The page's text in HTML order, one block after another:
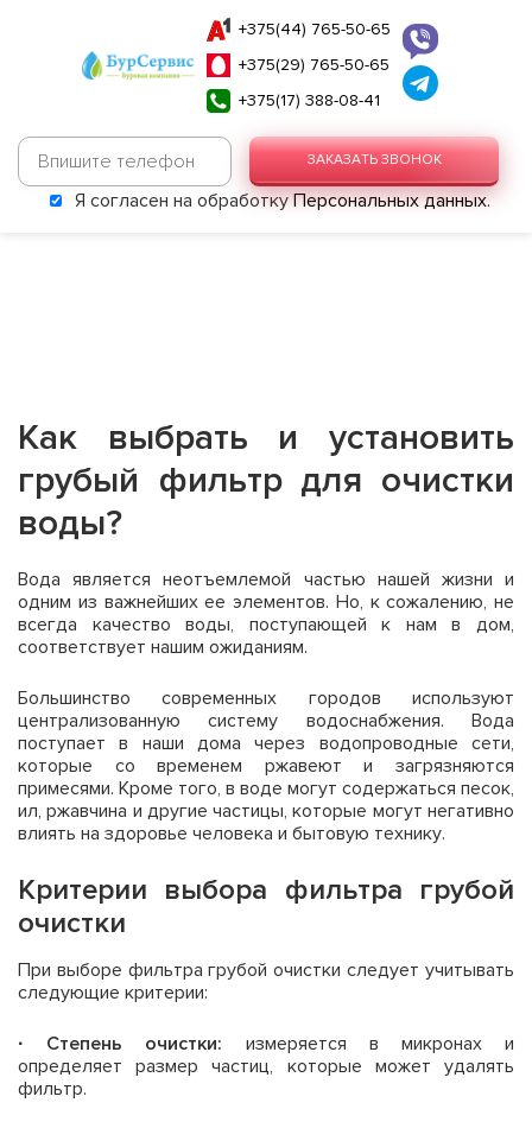
+375(44) 765-50-65
+375(29) 765-50-65
+375(17) 388-08-41
ЗАКАЗАТЬ ЗВОНОК
Я согласен на обработкуПерсональных данных.
Как выбрать и установить
грубый фильтр для очистки
воды?
Вода является неотъемлемой частью нашей жизни и
одним из важнейших ее элементов. Но, к сожалению, не
всегда качество воды, поступающей к нам в дом,
соответствует нашим ожиданиям.
Большинство современных городов используют
централизованную систему водоснабжения. Вода
поступает в наши дома через водопроводные сети,
которые со временем ржавеют и загрязняются
примесями. Кроме того, в воде могут содержаться песок,
ил, ржавчина и другие частицы, которые могут негативно
влиять на здоровье человека и бытовую технику.
Критерии выбора фильтра грубой
очистки
При выборе фильтра грубой очистки следует учитывать
следующие критерии:
· Степень очистки: измеряется в микронах и
определяет размер частиц, которые может удалять
фильтр.